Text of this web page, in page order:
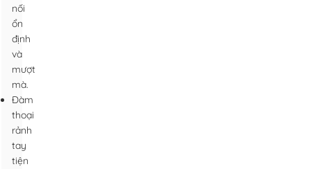
nối
ổn
định
và
mượt
mà.
Đàm
thoại
rảnh
tay
tiện